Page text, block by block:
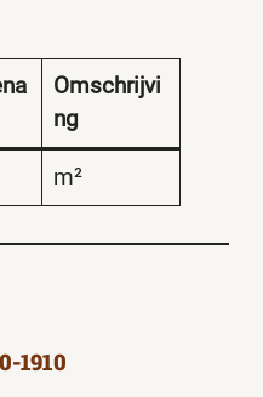
Omschrijvi
ng
m²
1910